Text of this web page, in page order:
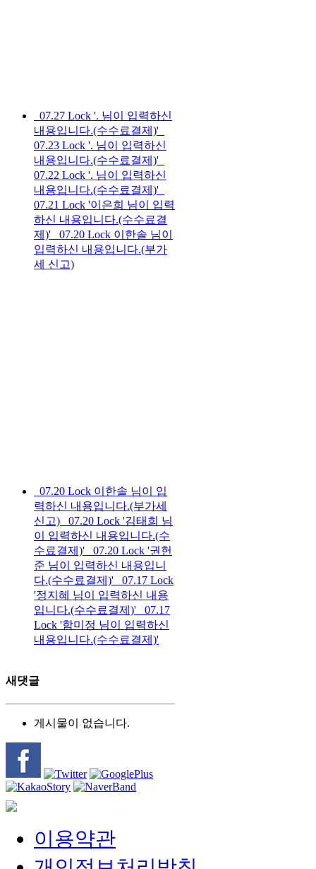
07.27 Lock '. 님이 입력하신
내용입니다.(수수료결제)'
07.23 Lock '. 님이 입력하신
내용입니다.(수수료결제)'
07.22 Lock '. 님이 입력하신
내용입니다.(수수료결제)'
07.21 Lock '이은희 님이 입력
하신 내용입니다.(수수료결
제)'
07.20 Lock 이한솔 님이
입력하신 내용입니다.(부가
세 신고)
07.20 Lock 이한솔 님이 입
력하신 내용입니다.(부가세
신고)
07.20 Lock '김태희 님
이 입력하신 내용입니다.(수
수료결제)'
07.20 Lock '권헌
준 님이 입력하신 내용입니
다.(수수료결제)'
07.17 Lock
'정지혜 님이 입력하신 내용
입니다.(수수료결제)'
07.17
Lock '함미정 님이 입력하신
내용입니다.(수수료결제)'
새댓글
게시물이 없습니다.
이용약관